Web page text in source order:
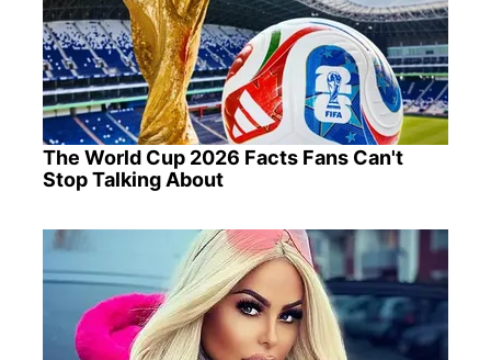
The World Cup 2026 Facts Fans Can't
Stop Talking About